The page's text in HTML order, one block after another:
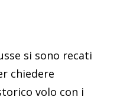
si sono recati
chiedere
volo con i